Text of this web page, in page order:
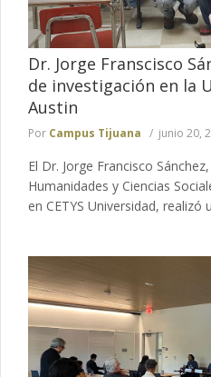
Dr. Jorge Franscisco
de investigación en la
Austin
Por Campus Tijuana junio 20,
El Dr. Jorge Francisco
Humanidades y Ciencias
en CETYS Universidad, realizó